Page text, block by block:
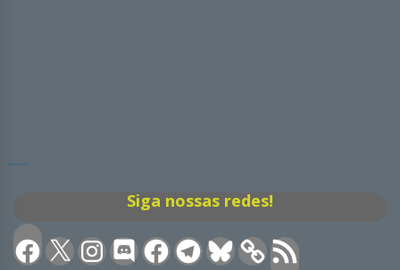
Siga nossas redes!
Facebook
X Instagram
DiscordFacebookTelegramBluesky Feed
RSS